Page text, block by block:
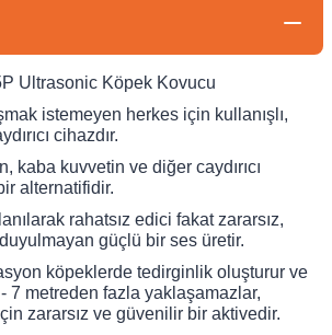
Ultrasonic Köpek Kovucu
istemeyen herkes için kullanışlı,
cihazdır.
kaba kuvvetin ve diğer caydırıcı
alternatifidir.
rahatsız edici fakat zararsız,
güçlü bir ses üretir.
köpeklerde tedirginlik oluşturur ve
7 metreden fazla yaklaşamazlar,
zararsız ve güvenilir bir aktivedir.